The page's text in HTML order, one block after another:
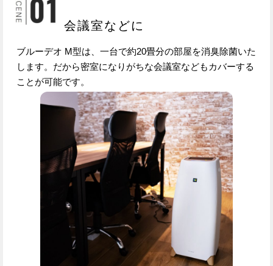
会議室などに
ブルーデオ M型は、一台で約20畳分の部屋を消臭除菌いた
します。だから密室になりがちな会議室などもカバーする
ことが可能です。